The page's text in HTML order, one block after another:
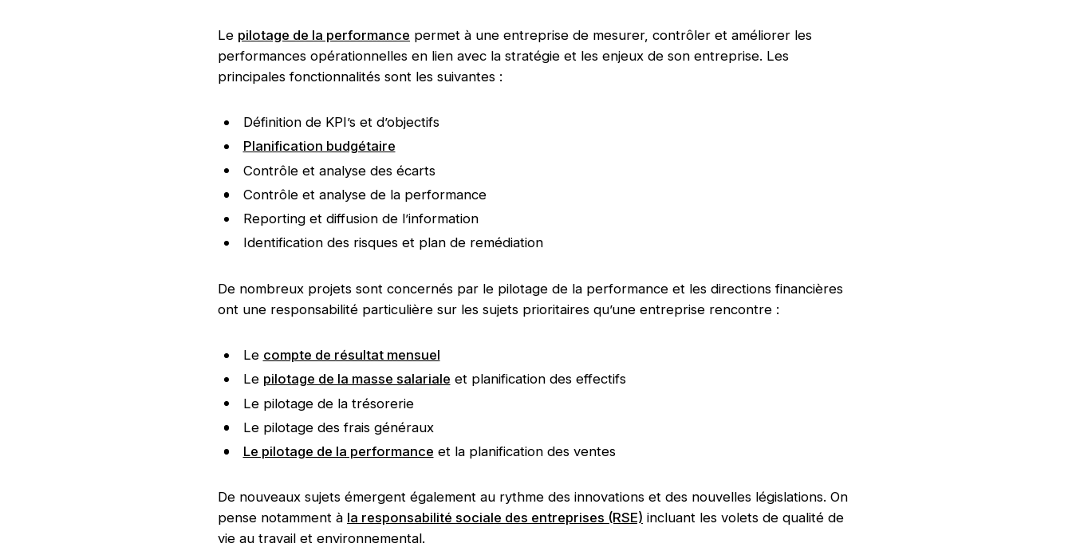
Le pilotage de la performance permet à une entreprise de mesurer, contrôler et améliorer les
performances opérationnelles en lien avec la stratégie et les enjeux de son entreprise. Les
principales fonctionnalités sont les suivantes :
Définition de KPI’s et d’objectifs
Planification budgétaire
Contrôle et analyse des écarts
Contrôle et analyse de la performance
Reporting et diffusion de l’information
Identification des risques et plan de remédiation
De nombreux projets sont concernés par le pilotage de la performance et les directions financières
ont une responsabilité particulière sur les sujets prioritaires qu’une entreprise rencontre :
Le compte de résultat mensuel
Le pilotage de la masse salariale et planification des effectifs
Le pilotage de la trésorerie
Le pilotage des frais généraux
Le pilotage de la performance et la planification des ventes
De nouveaux sujets émergent également au rythme des innovations et des nouvelles législations. On
pense notamment à la responsabilité sociale des entreprises (RSE) incluant les volets de qualité de
vie au travail et environnemental.